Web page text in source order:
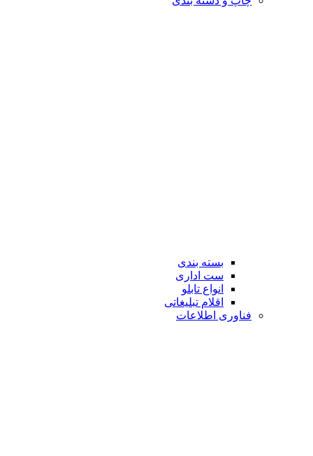
بسته بندی
ست اداری
انواع تابلو
اقلام تبلیغاتی
فناوری اطلاعات